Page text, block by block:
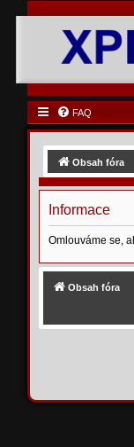
FAQ
Obsah fóra
Informace
Omlouváme se,
Obsah fóra